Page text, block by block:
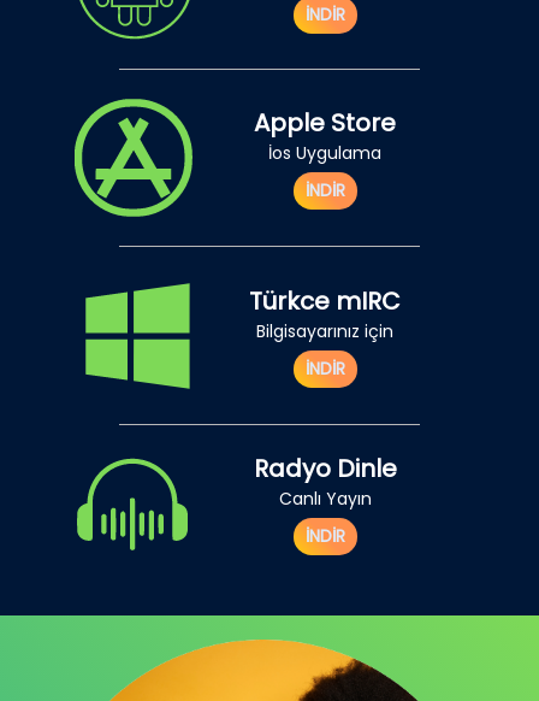
İNDİR
Apple Store
İos Uygulama
İNDİR
Türkce mIRC
Bilgisayarınız için
İNDİR
Radyo Dinle
Canlı Yayın
İNDİR